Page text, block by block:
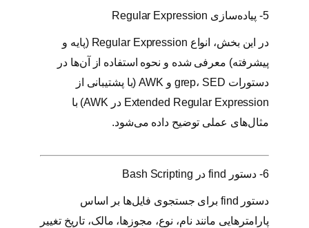
5- پیاده‌سازی Regular Expression
در این بخش، انواع Regular Expression (پایه و
پیشرفته) معرفی شده و نحوه استفاده از آن‌ها در
دستورات grep، SED و AWK (با پشتیبانی از
Extended Regular Expression در AWK) با
مثال‌های عملی توضیح داده می‌شود.
6- دستور find در Bash Scripting
دستور find برای جستجوی فایل‌ها بر اساس
پارامترهایی مانند نام، نوع، مجوزها، مالک، تاریخ تغییر